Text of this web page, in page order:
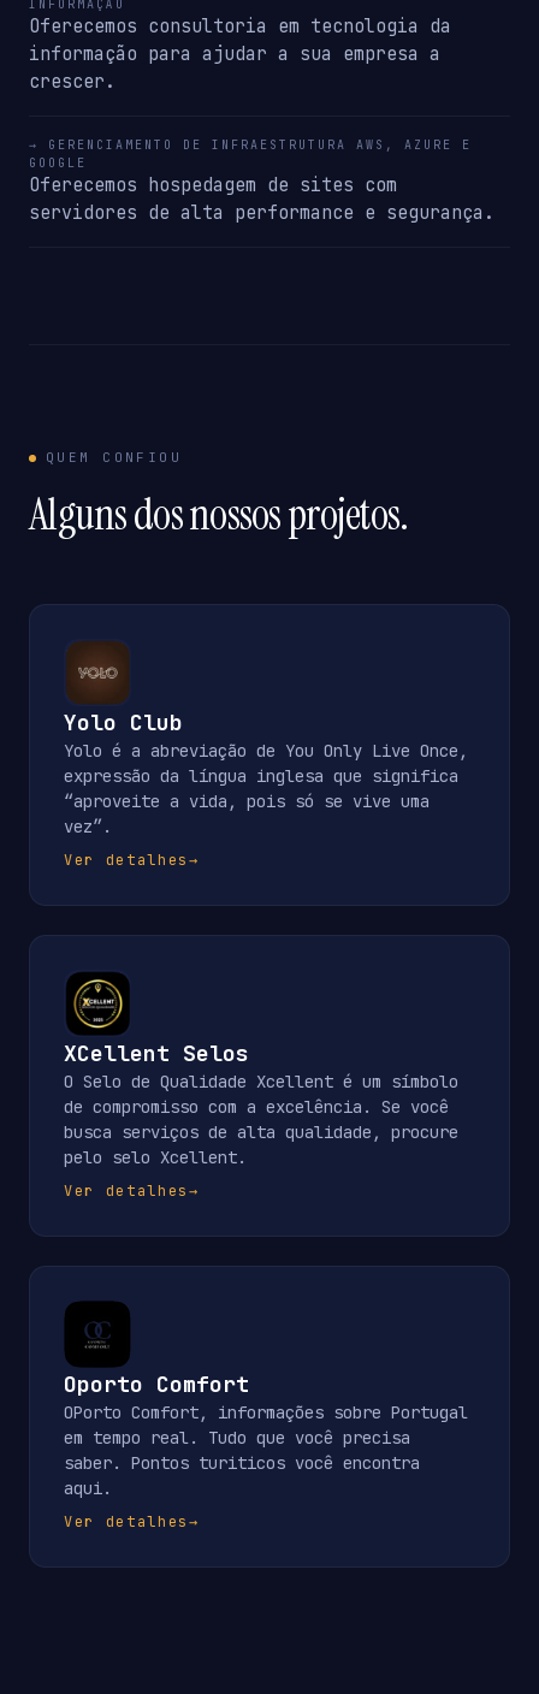
INFORMAÇÃO
Oferecemos consultoria em tecnologia da
informação para ajudar a sua empresa a
crescer.
→ GERENCIAMENTO DE INFRAESTRUTURA AWS, AZURE E
GOOGLE
Oferecemos hospedagem de sites com
servidores de alta performance e segurança.
QUEM CONFIOU
Alguns dos nossos projetos.
Yolo Club
Yolo é a abreviação de You Only Live Once,
expressão da língua inglesa que significa
“aproveite a vida, pois só se vive uma
vez”.
Ver detalhes→
XCellent Selos
O Selo de Qualidade Xcellent é um símbolo
de compromisso com a excelência. Se você
busca serviços de alta qualidade, procure
pelo selo Xcellent.
Ver detalhes→
Oporto Comfort
OPorto Comfort, informações sobre Portugal
em tempo real. Tudo que você precisa
saber. Pontos turiticos você encontra
aqui.
Ver detalhes→